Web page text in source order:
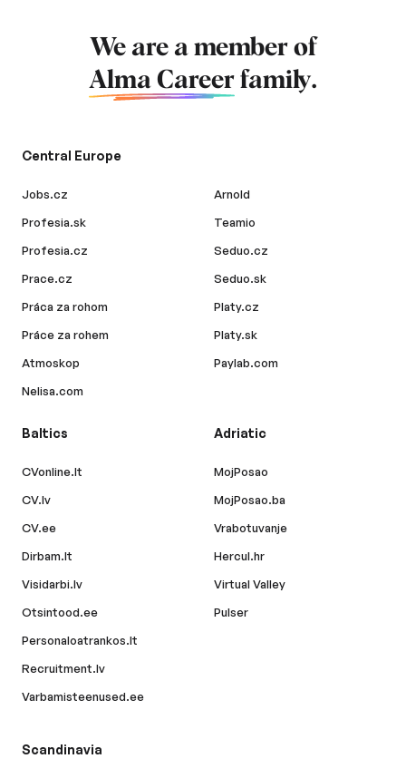
We are a member of
Alma Career family.
Central Europe
Jobs.cz
Profesia.sk
Profesia.cz
Prace.cz
Práca za rohom
Práce za rohem
Atmoskop
Nelisa.com
Arnold
Teamio
Seduo.cz
Seduo.sk
Platy.cz
Platy.sk
Paylab.com
Baltics
CVonline.lt
CV.lv
CV.ee
Dirbam.lt
Visidarbi.lv
Otsintood.ee
Personaloatrankos.lt
Recruitment.lv
Varbamisteenused.ee
Adriatic
MojPosao
MojPosao.ba
Vrabotuvanje
Hercul.hr
Virtual Valley
Pulser
Scandinavia